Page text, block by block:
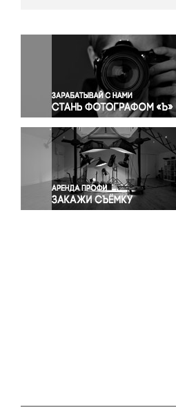
Окружающая среда
Политика
Правосудие
Происшествия и конфликты
Религия
Светская жизнь
Спорт
Экология
Экономика и бизнес